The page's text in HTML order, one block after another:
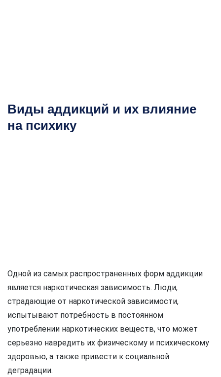
Виды аддикций и их влияние
на психику
Одной из самых распространенных форм аддикции
является наркотическая зависимость. Люди,
страдающие от наркотической зависимости,
испытывают потребность в постоянном
употреблении наркотических веществ, что может
серьезно навредить их физическому и психическому
здоровью, а также привести к социальной
деградации.